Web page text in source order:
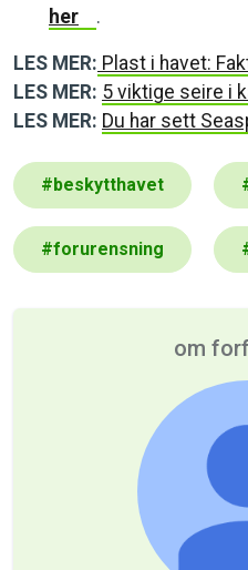
her
.
LES MER: Plast i havet:
LES MER: 5 viktige seire i
LES MER: Du har sett
#beskytthavet
#forurensning
om